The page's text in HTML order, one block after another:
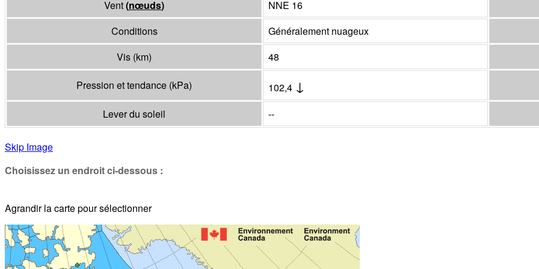
Vent(nœuds)
NNE 16
Conditions
Généralement nuageux
Vis (km) 48
Pression et tendance (kPa) 102,4 ↓
Lever du soleil --
Skip Image
Choisissez un endroit ci-dessous :
Agrandir la carte pour sélectionner